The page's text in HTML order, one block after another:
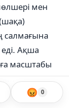
мен
салмағына
Ақша
масштабы
😡 0